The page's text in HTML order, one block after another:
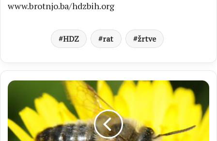
www.brotnjo.ba/hdzbih.org
HDZ rat žrtve
OBAVIJEST
pčelare
ažuriranju
podataka